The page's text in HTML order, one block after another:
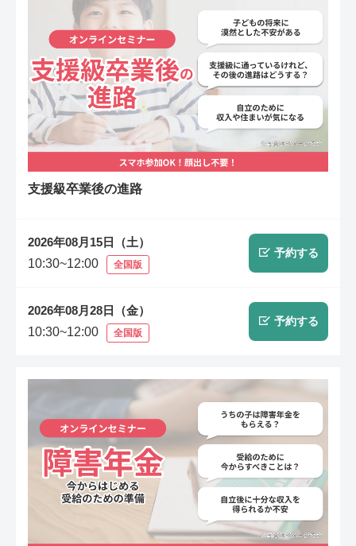
支援級卒業後の進路
2026年08月15日（土）
10:30~12:00
全国版
予約する
2026年08月28日（金）
10:30~12:00
全国版
予約する